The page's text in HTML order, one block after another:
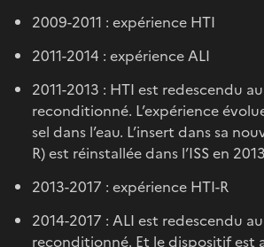
2009-2011 : expérience HTI
2011-2014 : expérience ALI
2011-2013 : HTI est redescendu
reconditionné. L’expérience
sel dans l’eau. L’insert dans sa
R) est réinstallée dans l’ISS en 2013
2013-2017 : expérience HTI-R
2014-2017 : ALI est redescendu
reconditionné. Et le dispositif est